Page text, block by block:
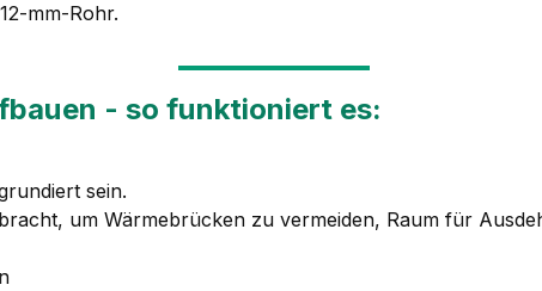
mm-Rohr.
- so funktioniert es:
sein.
um Wärmebrücken zu vermeiden, Raum für